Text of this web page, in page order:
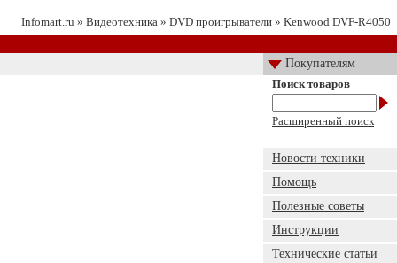
Infomart.ru » Видеотехника » DVD проигрыватели » Kenwood DVF-R4050
Покупателям
Поиск товаров
Расширенный поиск
Новости техники
Помощь
Полезные советы
Инструкции
Технические статьи